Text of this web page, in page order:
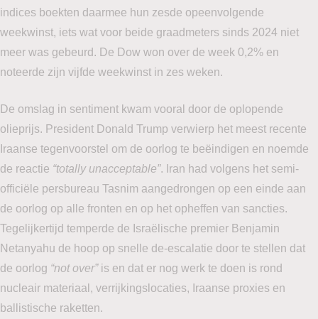
indices boekten daarmee hun zesde opeenvolgende
weekwinst, iets wat voor beide graadmeters sinds 2024 niet
meer was gebeurd. De Dow won over de week 0,2% en
noteerde zijn vijfde weekwinst in zes weken.
De omslag in sentiment kwam vooral door de oplopende
olieprijs. President Donald Trump verwierp het meest recente
Iraanse tegenvoorstel om de oorlog te beëindigen en noemde
de reactie “totally unacceptable”. Iran had volgens het semi-
officiële persbureau Tasnim aangedrongen op een einde aan
de oorlog op alle fronten en op het opheffen van sancties.
Tegelijkertijd temperde de Israëlische premier Benjamin
Netanyahu de hoop op snelle de-escalatie door te stellen dat
de oorlog “not over”is en dat er nog werk te doen is rond
nucleair materiaal, verrijkingslocaties, Iraanse proxies en
ballistische raketten.